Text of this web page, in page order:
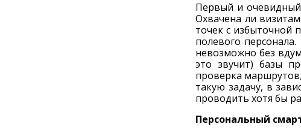
Первый и очевидный
Охвачена ли
точек с избыточной
полевого
невозможно без
это звучит) базы
проверка
такую задачу, в
проводить хотя бы
Персональный